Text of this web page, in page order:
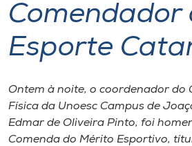
Atendimento ao Estudante
Portal de Ensino
A
Comendador
Esporte
Ontem à noite, o coordenador do
Física da Unoesc Campus de
Edmar de Oliveira Pinto, foi
Comenda do Mérito Esportivo,